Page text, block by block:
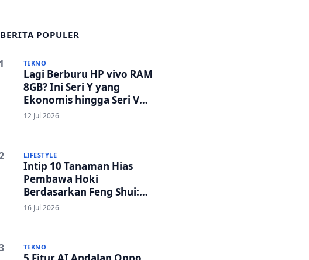
BERITA POPULER
TEKNO
Lagi Berburu HP vivo RAM
8GB? Ini Seri Y yang
Ekonomis hingga Seri V
Berstandar Militer!
12 Jul 2026
LIFESTYLE
Intip 10 Tanaman Hias
Pembawa Hoki
Berdasarkan Feng Shui:
Rumah Adem dan Rezeki
16 Jul 2026
TEKNO